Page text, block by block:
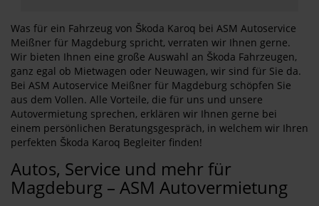
Was für ein Fahrzeug von Škoda Karoq bei ASM Autoservice
Meißner für Magdeburg spricht, verraten wir Ihnen gerne.
Wir bieten Ihnen eine große Auswahl an Škoda Fahrzeugen,
ganz egal ob Mietwagen oder Neuwagen, wir sind für Sie da.
Bei ASM Autoservice Meißner für Magdeburg schöpfen Sie
aus dem Vollen. Alle Vorteile, die für uns und unsere
Autovermietung sprechen, erklären wir Ihnen gerne bei
einem persönlichen Beratungsgespräch, in welchem wir Ihren
perfekten Škoda Karoq Begleiter finden!
Autos, Service und mehr für
Magdeburg – ASM Autovermietung